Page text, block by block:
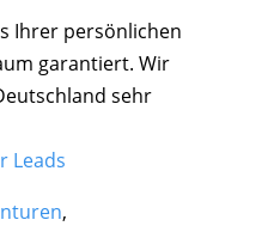
Ihrer persönlichen
garantiert. Wir
sehr
Leads
,